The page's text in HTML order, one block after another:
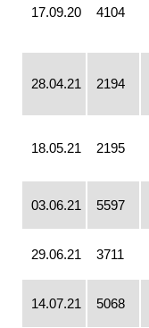
17.09.20 4104
28.04.21 2194
18.05.21 2195
03.06.21 5597
29.06.21 3711
14.07.21 5068